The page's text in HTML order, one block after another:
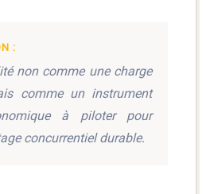
:
non comme une charge
comme un instrument
à piloter pour
concurrentiel durable.